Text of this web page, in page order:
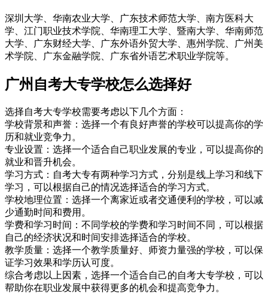
深圳大学、华南农业大学、广东技术师范大学、南方医科大
学、江门职业技术学院、华南理工大学、暨南大学、华南师范
大学、广东财经大学、广东外语外贸大学、惠州学院、广州美
术学院、广东金融学院、广东省外语艺术职业学院等。
广州自考大专学校怎么选择好
选择自考大专学校需要考虑以下几个方面：
学校背景和声誉：选择一个有良好声誉的学校可以提高你的学
历和就业竞争力。
专业设置：选择一个适合自己职业发展的专业，可以提高你的
就业和晋升机会。
学习方式：自考大专有两种学习方式，分别是线上学习和线下
学习，可以根据自己的情况选择适合的学习方式。
学校地理位置：选择一个离家近或者交通便利的学校，可以减
少通勤时间和费用。
学费和学习时间：不同学校的学费和学习时间不同，可以根据
自己的经济状况和时间安排选择适合的学校。
教学质量：选择一个教学质量好、师资力量强的学校，可以保
证学习效果和学历认可度。
综合考虑以上因素，选择一个适合自己的自考大专学校，可以
帮助你在职业发展中获得更多的机会和提高竞争力。